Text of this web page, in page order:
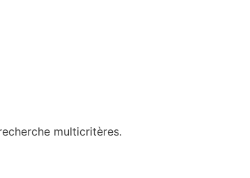
multicritères.